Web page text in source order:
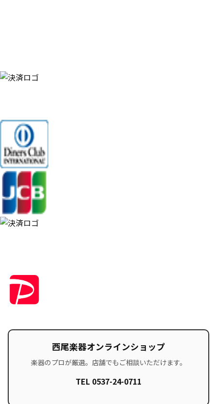
西尾楽器オンラインショップ
楽器のプロが厳選。店舗でもご相談いただけます。
TEL 0537-24-0711